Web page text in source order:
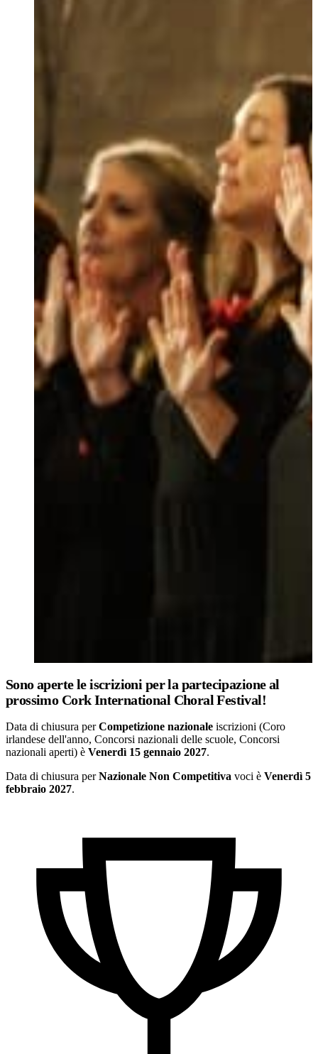
Ukrainian
Sono aperte le iscrizioni per la partecipazione al
prossimo Cork International Choral Festival!
Data di chiusura perCompetizione nazionale iscrizioni (Coro
irlandese dell'anno, Concorsi nazionali delle scuole, Concorsi
nazionali aperti) è Venerdì 15 gennaio 2027.
Data di chiusura perNazionale Non Competitiva voci è Venerdì 5
febbraio 2027.